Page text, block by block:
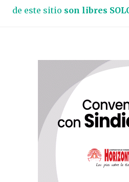
de este sitio son libres